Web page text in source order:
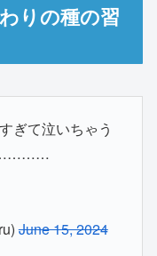
りの種の習
ぎて泣いちゃう
…………
June 15, 2024